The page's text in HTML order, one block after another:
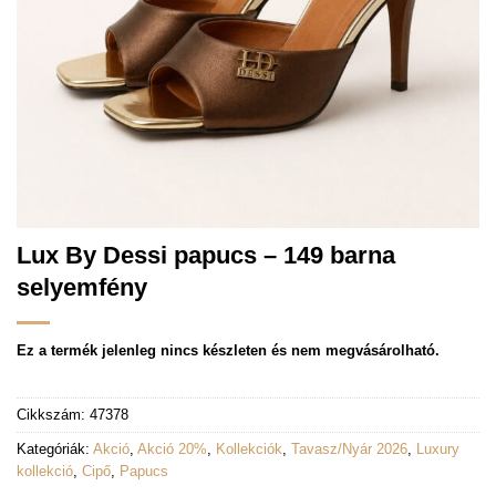
Lux By Dessi papucs – 149 barna
selyemfény
Ez a termék jelenleg nincs készleten és nem megvásárolható.
Cikkszám: 47378
Kategóriák: Akció Akció 20% Kollekciók Tavasz/Nyár 2026 Luxury
kollekció Cipő Papucs